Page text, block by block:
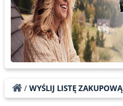
/ WYŚLIJ LISTĘ ZAKUPOWĄ